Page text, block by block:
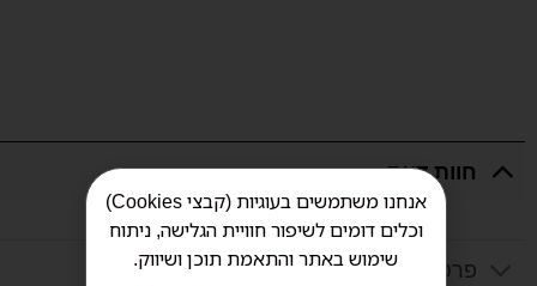
חוות דעת
פרטים נוספים
אנחנו משתמשים בעוגיות (קבצי Cookies)
וכלים דומים לשיפור חוויית הגלישה, ניתוח
שימוש באתר והתאמת תוכן ושיווק.